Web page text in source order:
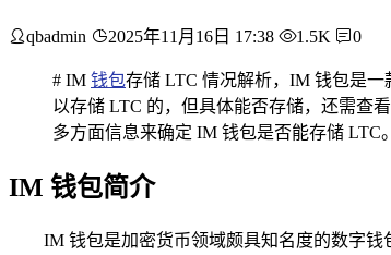
qbadmin 2025年11月16日 17:38 1.5K 0
# IM 钱包存储 LTC 情况解析，IM 钱包是
以存储 LTC 的，但具体能否存储，还需查
多方面信息来确定 IM 钱包是否能存储 LTC。
IM 钱包简介
IM 钱包是加密货币领域颇具知名度的数字